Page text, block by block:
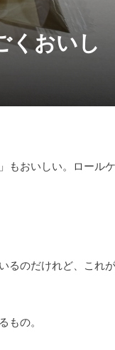
くおいし
もおいしい。ロール
るのだけれど、これ
の。